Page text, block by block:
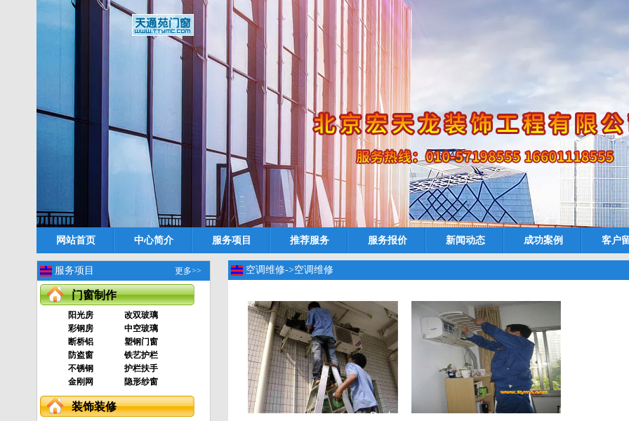
网站首页 中心简介 服务项目 推荐服务 服务报价 新闻动态 成功案例 客户
服务项目 更多>>
门窗制作
阳光房
改双玻璃
彩钢房
中空玻璃
断桥铝
塑钢门窗
防盗窗
铁艺护栏
不锈钢
护栏扶手
金刚网
隐形纱窗
装饰装修
空调维修->空调维修